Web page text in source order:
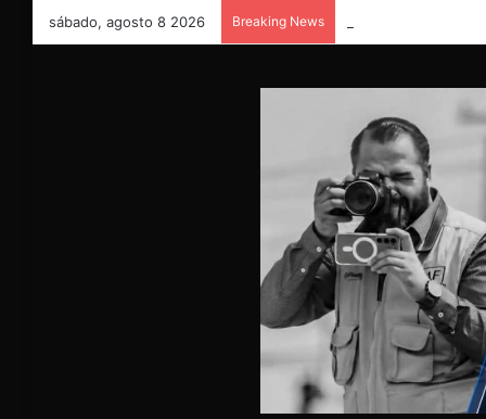
sábado, agosto 8 2026 Breaking News